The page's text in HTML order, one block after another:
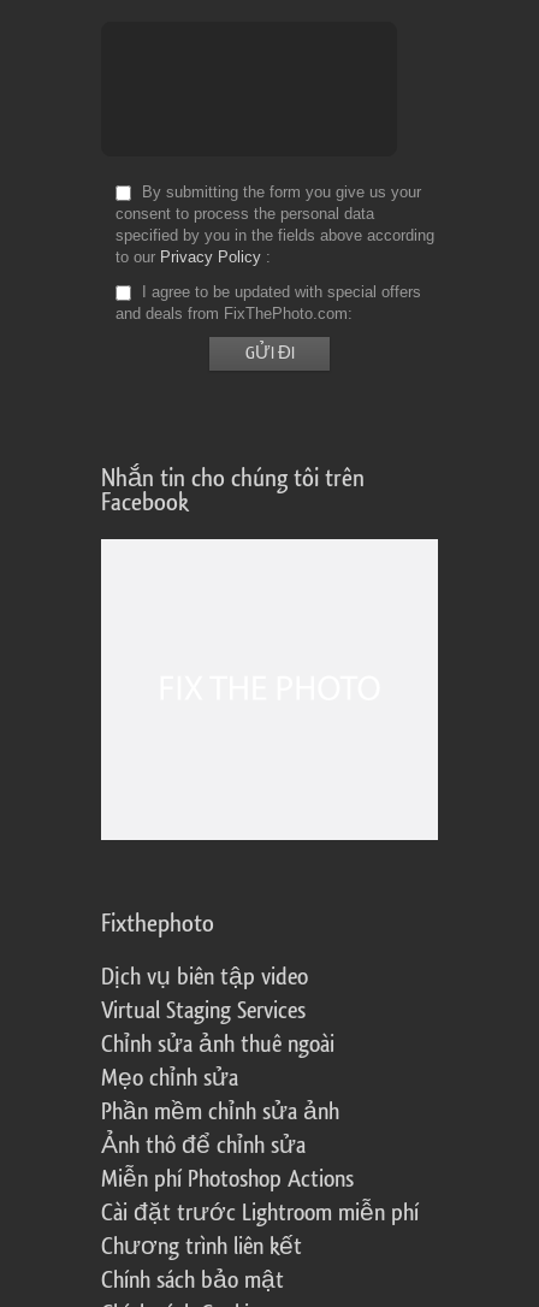
By submitting the form you give us your
consent to process the personal data
specified by you in the fields above according
to our Privacy Policy
I agree to be updated with special offers
and deals from FixThePhoto.com
Nhắn tin cho chúng tôi trên
Facebook
Fixthephoto
Dịch vụ biên tập video
Virtual Staging Services
Chỉnh sửa ảnh thuê ngoài
Mẹo chỉnh sửa
Phần mềm chỉnh sửa ảnh
Ảnh thô để chỉnh sửa
Miễn phí Photoshop Actions
Cài đặt trước Lightroom miễn phí
Chương trình liên kết
Chính sách bảo mật